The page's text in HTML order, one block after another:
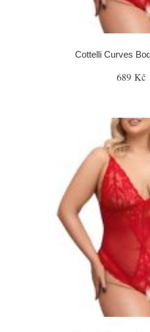
Cottelli Curves
689 Kč